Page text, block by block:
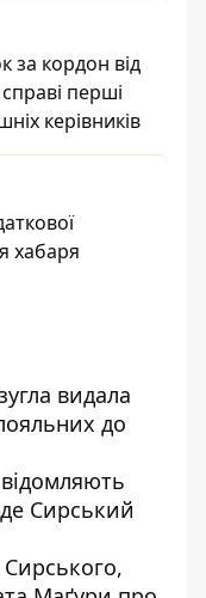
за кордон від
перші
керівників
хабаря
видала
до
Сирський
Сирського,